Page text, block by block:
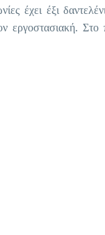
έχει έξι
εργοστασιακή. Στο